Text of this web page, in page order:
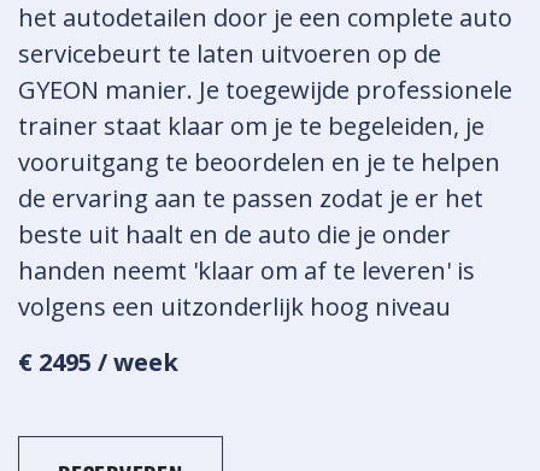
het autodetailen door je een complete auto
servicebeurt te laten uitvoeren op de
GYEON manier. Je toegewijde professionele
trainer staat klaar om je te begeleiden, je
vooruitgang te beoordelen en je te helpen
de ervaring aan te passen zodat je er het
beste uit haalt en de auto die je onder
handen neemt 'klaar om af te leveren' is
volgens een uitzonderlijk hoog niveau
€ 2495 / week